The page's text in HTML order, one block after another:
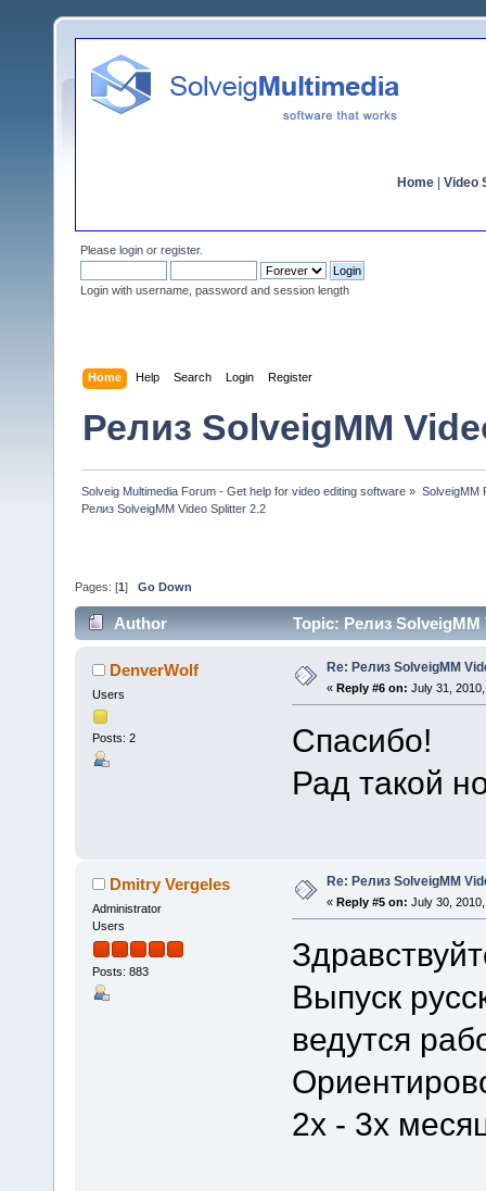
Home Video
Please login or register.
Login with username, password and session length
Home Help Search Login Register
Релиз SolveigMM
Solveig Multimedia Forum - Get help for video editing software » SolveigMM
Релиз SolveigMM Video Splitter 2.2
Pages: [1 ] Go Down
Author Topic: Релиз SolveigMM
DenverWolf
Users
Posts: 2
Re: Релиз SolveigMM
« Reply #6 on: July 31,
Спасибо!
Рад такой
Dmitry Vergeles
Administrator
Users
Posts: 883
Re: Релиз SolveigMM
« Reply #5 on: July 30,
Выпуск
ведутся
2х - 3х